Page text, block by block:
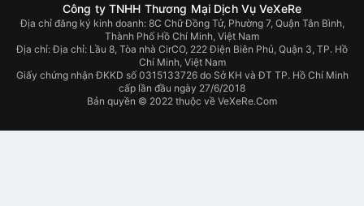
Công ty TNHH Thương Mại Dịch Vụ VeXeRe
Địa chỉ đăng ký kinh doanh: 8C Chữ Đồng Tử, Phường 7, Quận Tân Bình,
Thành Phố Hồ Chí Minh, Việt Nam
Địa chỉ:Địa chỉ: Lầu 8, Tòa nhà CirCO, 222 Điện Biên Phủ, Quận 3, TP. Hồ
Chí Minh, Việt Nam
Giấy chứng nhận ĐKKD số 0315133726 do Sở KH và ĐT TP. Hồ Chí Minh
cấp lần đầu ngày 27/6/2018
Bản quyền © 2022 thuộc về VeXeRe.Com